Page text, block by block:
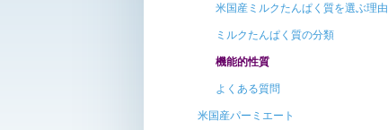
米国産ミルクたんぱく質を選ぶ理由
ミルクたんぱく質の分類
機能的性質
よくある質問
米国産パーミエート